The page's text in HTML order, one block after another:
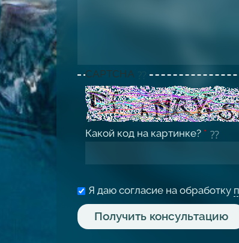
CAPTCHA
Какой код на картинке? *
Я даю согласие на обработку